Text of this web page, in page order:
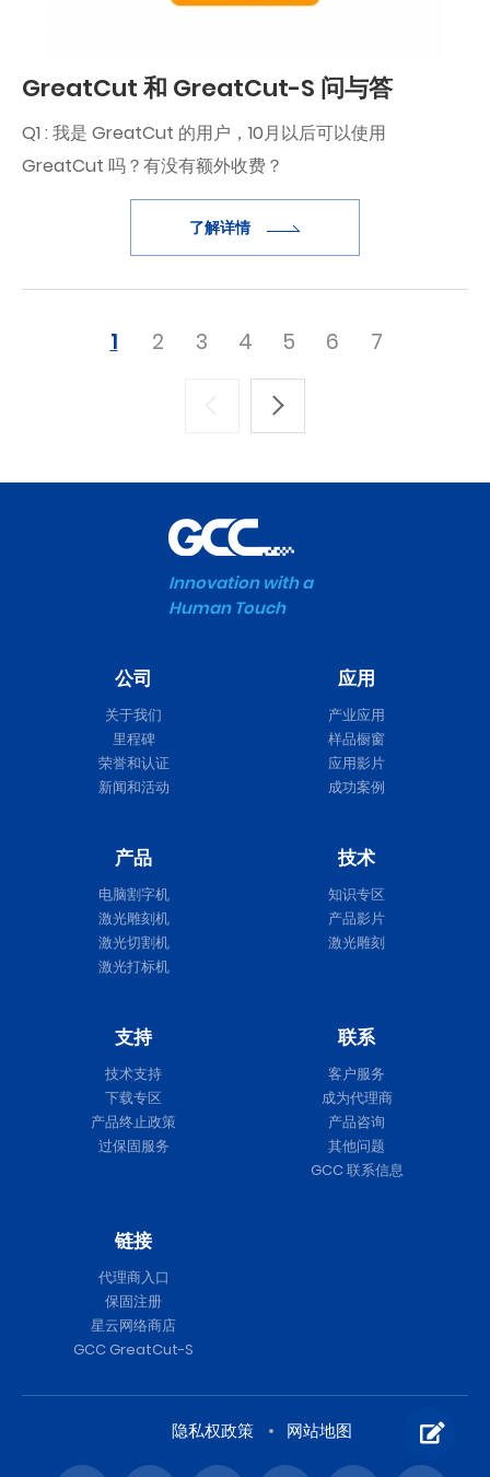
GreatCut 和 GreatCut-S 问与答
Q1 : 我是 GreatCut 的用户，10月以后可以使用
GreatCut 吗？有没有额外收费？
答：目前的 GreatCut 用户可以继续使用 GreatCut，不
收费，只是不会有软件更新或维护。例如...
了解详情
1 2 3 4 5 6 7
Innovation with a
Human Touch
公司
关于我们
里程碑
荣誉和认证
新闻和活动
应用
产业应用
样品橱窗
应用影片
成功案例
产品
电脑割字机
激光雕刻机
激光切割机
激光打标机
技术
知识专区
产品影片
激光雕刻
支持
技术支持
下载专区
产品终止政策
过保固服务
联系
客户服务
成为代理商
产品咨询
其他问题
GCC 联系信息
链接
代理商入口
保固注册
星云网络商店
GCC GreatCut-S
隐私权政策 网站地图